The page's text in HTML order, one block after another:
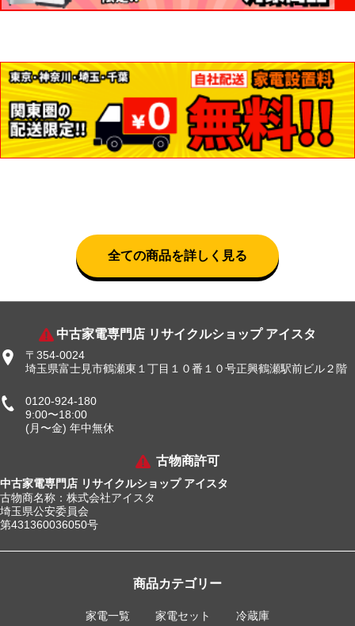
全ての商品を詳しく見る
中古家電専門店 リサイクルショップ アイスタ
〒354-0024
埼玉県富士見市鶴瀬東１丁目１０番１０号正興鶴瀬駅前ビル２階
0120-924-180
9:00〜18:00
(月〜金) 年中無休
古物商許可
中古家電専門店 リサイクルショップ アイスタ
古物商名称：株式会社アイスタ
埼玉県公安委員会
第431360036050号
商品カテゴリー
家電一覧 家電セット
冷蔵庫